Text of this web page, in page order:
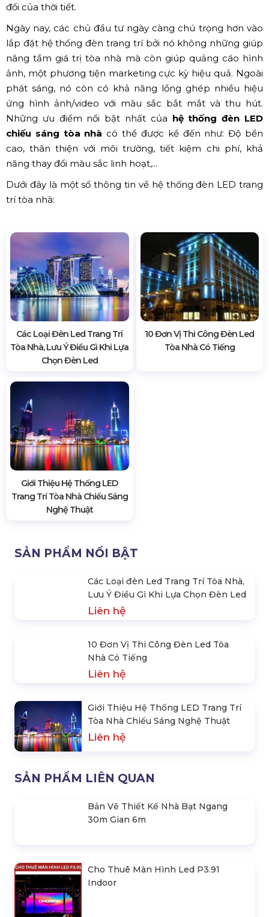
đổi của thời tiết.
Ngày nay, các chủ đầu tư ngày càng chú trọng hơn vào
lắp đặt hệ thống đèn trang trí bởi nó không những giúp
nâng tầm giá trị tòa nhà mà còn giúp quảng cáo hình
ảnh, một phương tiện marketing cực kỳ hiệu quả. Ngoài
phát sáng, nó còn có khả năng lồng ghép nhiều hiệu
ứng hình ảnh/video với màu sắc bắt mắt và thu hút.
Những ưu điểm nổi bật nhất của hệ thống đèn LED
chiếu sáng tòa nhà có thể được kể đến như: Độ bền
cao, thân thiện với môi trường, tiết kiệm chi phí, khả
năng thay đổi màu sắc linh hoạt,...
Dưới đây là một số thông tin về hệ thống đèn LED trang
trí tòa nhà:
Các Loại Đèn Led Trang Trí
Tòa Nhà, Lưu Ý Điều Gì Khi Lựa
Chọn Đèn Led
10 Đơn Vị Thi Công Đèn Led
Tòa Nhà Có Tiếng
Giới Thiệu Hệ Thống LED
Trang Trí Tòa Nhà Chiếu Sáng
Nghệ Thuật
SẢN PHẨM NỔI BẬT
Các Loại đèn Led Trang Trí Tòa Nhà,
Lưu Ý Điều Gì Khi Lựa Chọn Đèn Led
Liên hệ
10 Đơn Vị Thi Công Đèn Led Tòa
Nhà Có Tiếng
Liên hệ
Giới Thiệu Hệ Thống LED Trang Trí
Tòa Nhà Chiếu Sáng Nghệ Thuật
Bản Vẽ Thiết Kế Nhà Bạt Ngang